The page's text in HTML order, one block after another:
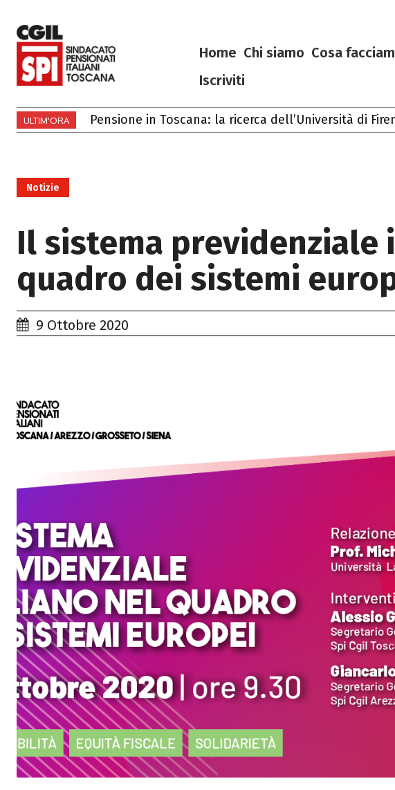
Home Chi siamo Cosa
Iscriviti
ULTIM'ORA Pensione in Toscana: la ricerca dell’Università di
Gli eventi di luglio e agosto 2026 in Toscana
Notizie
Il sistema previdenziale
quadro dei sistemi
9 Ottobre 2020